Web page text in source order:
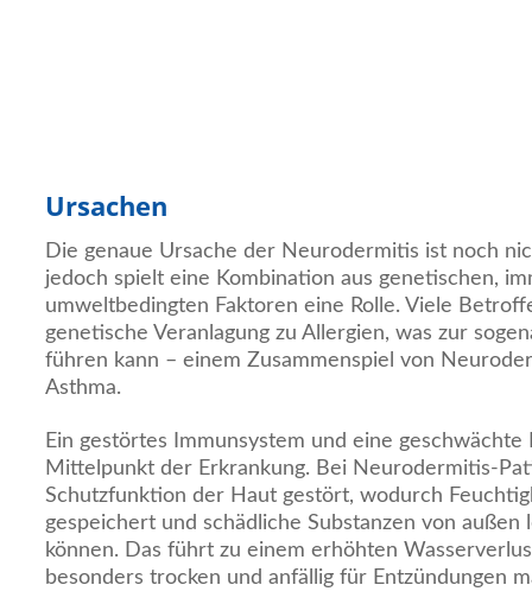
Ursachen
Die genaue Ursache der Neurodermitis ist noch
jedoch spielt eine Kombination aus genetischen,
umweltbedingten Faktoren eine Rolle. Viele
genetische Veranlagung zu Allergien, was zur
führen kann – einem Zusammenspiel von
Asthma.
Ein gestörtes Immunsystem und eine
Mittelpunkt der Erkrankung. Bei Neurodermitis-
Schutzfunktion der Haut gestört, wodurch
gespeichert und schädliche Substanzen von außen
können. Das führt zu einem erhöhten
besonders trocken und anfällig für Entzündungen